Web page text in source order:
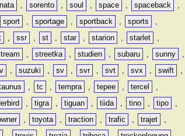
, sorento , soul , space , spaceback
,
sport , sportage , sportback , sports
,
, ssr , st , star , starion , starlet
,
, streetka , studien , subaru , sunny
,
, suzuki , sv , svr , svt , svx , swift
,
, tc , tempra , tepee , tercel
,
, tigra , tiguan , tiida , tino , tipo
,
, toyota , traction , trafic , trajet
,